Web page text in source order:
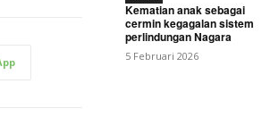
Kematian anak sebagai
cermin kegagalan sistem
perlindungan Nagara
5 Februari 2026